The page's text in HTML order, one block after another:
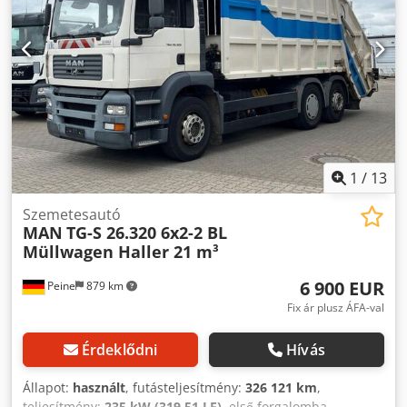
mm, első gumi méret:315 / 80 R 22.5 / 12mm, üzemi
tömeg:26 000 kg, Felszereltség: légkondicionálás,
1 / 13
Peine 879 km
Szemetesautó
MAN TG-S 26.320 6x2-2 BL
Müllwagen Haller 21 m³
6 900 EUR
Fix ár plusz ÁFA-val
Érdeklődni Hívás
Állapot: használt, futásteljesítmény: 326 121 km,